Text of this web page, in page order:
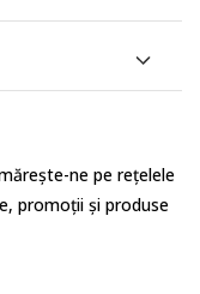
ne pe rețelele
promoții și produse